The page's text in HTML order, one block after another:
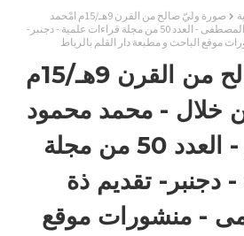
صورة وليّ صالح من القرن 9هـ/15م امْحمد
الكُنتيمن خلال - محمد محمود بن المصطفى - العدد 50 من مجلة قراءات علمية - دجنبر-
موقع الباحث و مطبعة دار القلم بالرباط
صورة وليّ صالح من القرن 9هـ/15م
خلال - محمد محمود
بن المصطفى - العدد 50 من مجلة
دجنبر- تقديم ذة
- منشورات موقع